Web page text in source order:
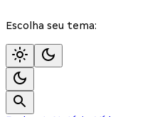
Escolha seu tema: